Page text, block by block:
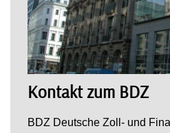
Kontakt zum BDZ
BDZ Deutsche Zoll- und